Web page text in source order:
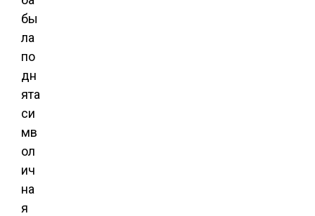
бы
ла
по
дн
ята
си
мв
ол
ич
на
я